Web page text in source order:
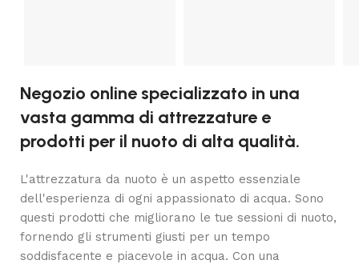
Negozio online specializzato in una
vasta gamma di attrezzature e
prodotti per il nuoto di alta qualità.
L'attrezzatura da nuoto è un aspetto essenziale
dell'esperienza di ogni appassionato di acqua. Sono
questi prodotti che migliorano le tue sessioni di nuoto,
fornendo gli strumenti giusti per un tempo
soddisfacente e piacevole in acqua. Con una